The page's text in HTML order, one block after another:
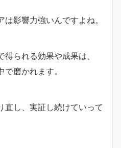
影響力強いんですよね。
られる効果や成果は、
で磨かれます。
直し、実証し続けていって